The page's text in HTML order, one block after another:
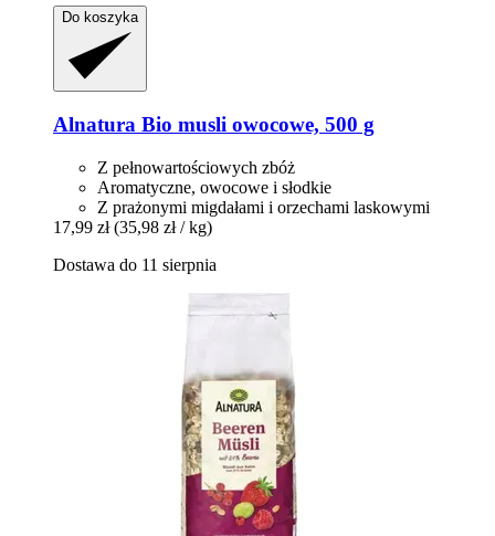
Do koszyka
Alnatura Bio musli owocowe, 500 g
Z pełnowartościowych zbóż
Aromatyczne, owocowe i słodkie
Z prażonymi migdałami i orzechami laskowymi
17,99 zł (35,98 zł / kg)
Dostawa do 11 sierpnia